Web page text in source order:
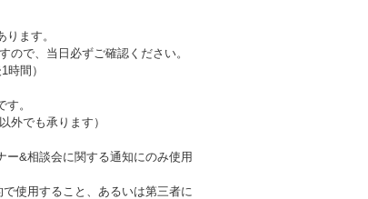
ます。
ので、当日必ずご確認ください。
間）
。
外でも承ります）
ー&相談会に関する通知にのみ使用
使用すること、あるいは第三者に